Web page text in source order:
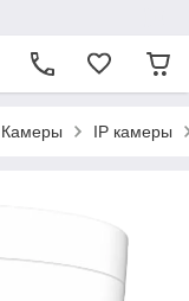
Камеры IP камеры